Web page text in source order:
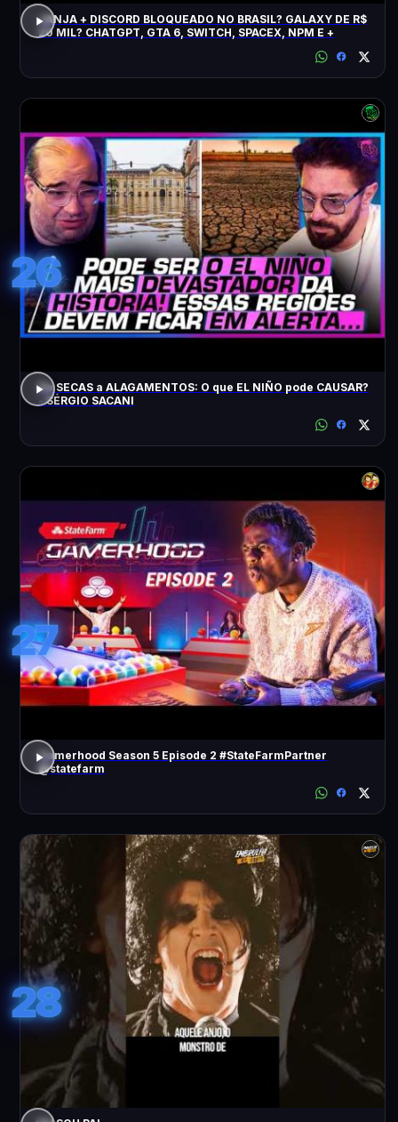
JANJA + DISCORD BLOQUEADO NO BRASIL? GALAXY DE R$
20 MIL? CHATGPT, GTA 6, SWITCH, SPACEX, NPM E +
26
De SECAS a ALAGAMENTOS: O que EL NIÑO pode CAUSAR?
- SÉRGIO SACANI
27
Gamerhood Season 5 Episode 2 #StateFarmPartner
@statefarm
28